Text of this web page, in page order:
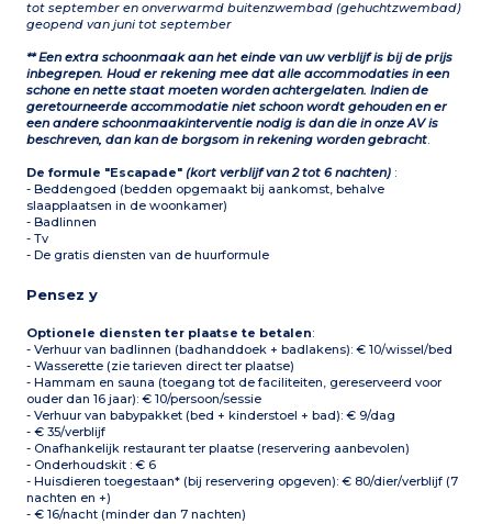
tot september en onverwarmd buitenzwembad (gehuchtzwembad)
geopend van juni tot september
** Een extra schoonmaak aan het einde van uw verblijf is bij de prijs
inbegrepen. Houd er rekening mee dat alle accommodaties in een
schone en nette staat moeten worden achtergelaten. Indien de
geretourneerde accommodatie niet schoon wordt gehouden en er
een andere schoonmaakinterventie nodig is dan die in onze AV is
beschreven, dan kan de borgsom in rekening worden gebracht.
De formule "Escapade"(kort verblijf van 2 tot 6 nachten) :
- Beddengoed (bedden opgemaakt bij aankomst, behalve
slaapplaatsen in de woonkamer)
- Badlinnen
- Tv
- De gratis diensten van de huurformule
Pensez y
Optionele diensten ter plaatse te betalen:
- Verhuur van badlinnen (badhanddoek + badlakens): € 10/wissel/bed
- Wasserette (zie tarieven direct ter plaatse)
- Hammam en sauna (toegang tot de faciliteiten, gereserveerd voor
ouder dan 16 jaar): € 10/persoon/sessie
- Verhuur van babypakket (bed + kinderstoel + bad): € 9/dag
- € 35/verblijf
- Onafhankelijk restaurant ter plaatse (reservering aanbevolen)
- Onderhoudskit : € 6
- Huisdieren toegestaan* (bij reservering opgeven): € 80/dier/verblijf (7
nachten en +)
- € 16/nacht (minder dan 7 nachten)